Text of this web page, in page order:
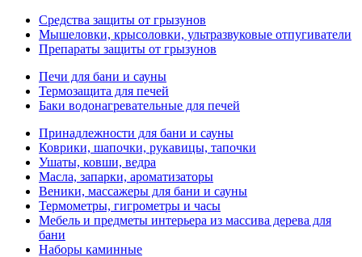
Средства защиты от грызунов
Мышеловки, крысоловки, ультразвуковые отпугиватели
Препараты защиты от грызунов
Печи для бани и сауны
Термозащита для печей
Баки водонагревательные для печей
Принадлежности для бани и сауны
Коврики, шапочки, рукавицы, тапочки
Ушаты, ковши, ведра
Масла, запарки, ароматизаторы
Веники, массажеры для бани и сауны
Термометры, гигрометры и часы
Мебель и предметы интерьера из массива дерева для
бани
Наборы каминные